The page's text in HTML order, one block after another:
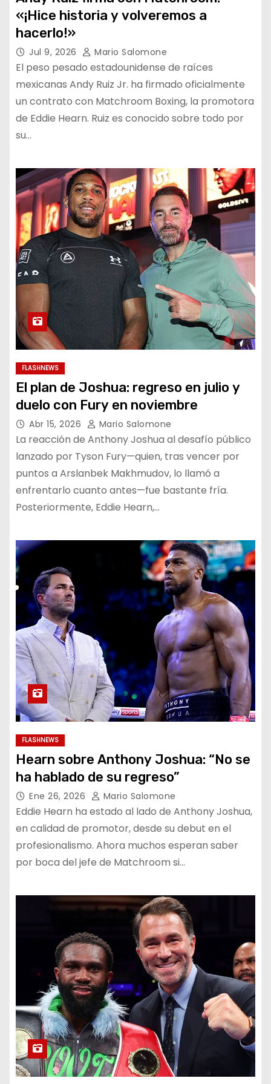
«¡Hice historia y volveremos a
hacerlo!»
Jul 9, 2026 Mario Salomone
El peso pesado estadounidense de raíces
mexicanas Andy Ruiz Jr. ha firmado oficialmente
un contrato con Matchroom Boxing, la promotora
de Eddie Hearn. Ruiz es conocido sobre todo por
su…
FLASHNEWS
El plan de Joshua: regreso en julio y
duelo con Fury en noviembre
Abr 15, 2026 Mario Salomone
La reacción de Anthony Joshua al desafío público
lanzado por Tyson Fury—quien, tras vencer por
puntos a Arslanbek Makhmudov, lo llamó a
enfrentarlo cuanto antes—fue bastante fría.
Posteriormente, Eddie Hearn,…
FLASHNEWS
Hearn sobre Anthony Joshua: “No se
ha hablado de su regreso”
Ene 26, 2026 Mario Salomone
Eddie Hearn ha estado al lado de Anthony Joshua,
en calidad de promotor, desde su debut en el
profesionalismo. Ahora muchos esperan saber
por boca del jefe de Matchroom si…